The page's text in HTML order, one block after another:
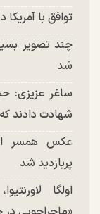
توافق با
چند تصویر
شد
ساغر عزیزی:
شهادت دادند
عکس همسر
پربازدید شد
اولگا